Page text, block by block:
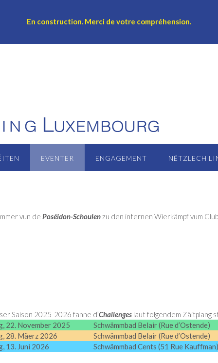
En construction. Merci de votre compréhension.
EVENTER ENGAGEMENT NËTZLECH
vun de Poséidon-Schoulen zu den internen Wierkämpf vum Club
Saison 2025-2026 fanne d’Challenges laut folgendem Zäitplang
22. November 2025
Schwämmbad Belair (Rue d’Ostende)
28. Mäerz 2026
Schwämmbad Belair (Rue d’Ostende)
13. Juni 2026 Schwämmbad Cents (51 Rue Kauffman)